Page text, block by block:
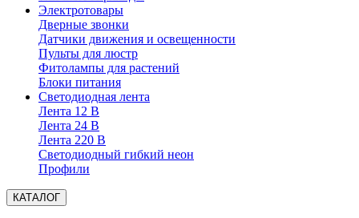
Электротовары
Дверные звонки
Датчики движения и освещенности
Пульты для люстр
Фитолампы для растений
Блоки питания
Светодиодная лента
Лента 12 В
Лента 24 В
Лента 220 В
Светодиодный гибкий неон
Профили
КАТАЛОГ